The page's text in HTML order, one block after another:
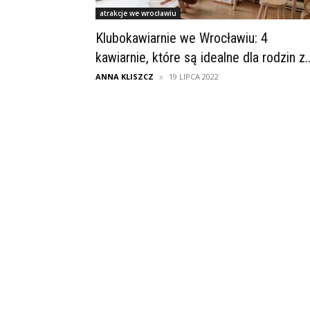
atrakcje we wrocławiu
Klubokawiarnie we Wrocławiu: 4
kawiarnie, które są idealne dla rodzin
ANNA KLISZCZ 19 LIPCA 2022